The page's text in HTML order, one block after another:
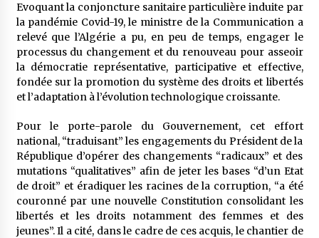
Evoquant la conjoncture sanitaire particulière induite par
la pandémie Covid-19, le ministre de la Communication a
relevé que l’Algérie a pu, en peu de temps, engager le
processus du changement et du renouveau pour asseoir
la démocratie représentative, participative et effective,
fondée sur la promotion du système des droits et libertés
et l’adaptation à l’évolution technologique croissante.
Pour le porte-parole du Gouvernement, cet effort
national, “traduisant” les engagements du Président de la
République d’opérer des changements “radicaux” et des
mutations “qualitatives” afin de jeter les bases “d’un Etat
de droit” et éradiquer les racines de la corruption, “a été
couronné par une nouvelle Constitution consolidant les
libertés et les droits notamment des femmes et des
jeunes”. Il a cité, dans le cadre de ces acquis, le chantier de